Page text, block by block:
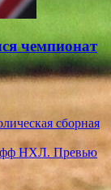
чемпионат
сборная
НХЛ. Превью